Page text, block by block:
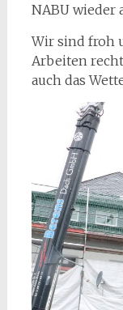
NABU wieder
Wir sind froh
Arbeiten
auch das